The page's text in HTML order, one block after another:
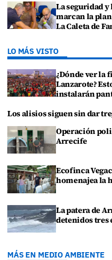
La seguridad
marcan la
La Caleta de
LO MÁS VISTO
¿Dónde ver la
Lanzarote?
instalarán
Los alisios siguen sin dar
Operación
Arrecife
Ecofinca
homenajea la
La patera de
detenidos tres
MÁS EN MEDIO AMBIENTE